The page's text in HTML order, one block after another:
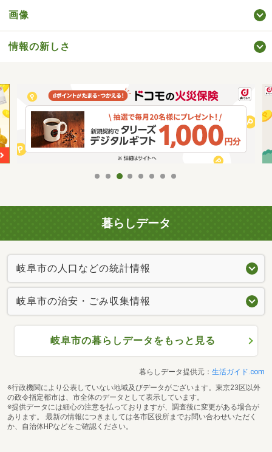
画像
情報の新しさ
暮らしデータ
岐阜市の人口などの統計情報
岐阜市の治安・ごみ収集情報
岐阜市の暮らしデータをもっと見る
暮らしデータ提供元： 生活ガイド.com
※行政機関により公表していない地域及びデータがございます。東京23区以外
の政令指定都市は、市全体のデータとして表示しています。
※提供データには細心の注意を払っておりますが、調査後に変更がある場合が
あります。 最新の情報につきましては各市区役所までお問い合わせいただく
か、自治体HPなどをご確認ください。